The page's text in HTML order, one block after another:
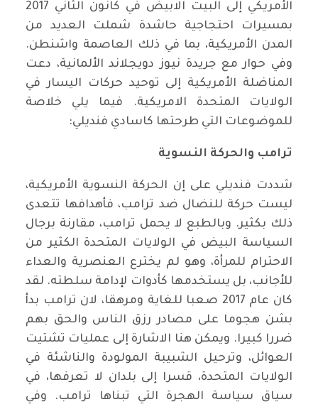
الأمريكي إلى البيت الابيض في كانون الثاني 2017
بمسيرات احتجاجية حاشدة شملت العديد من
المدن الأمريكية، بما في ذلك العاصمة واشنطن.
وفي حوار مع جريدة نيوز دويجلاند الألمانية، دعت
المناضلة الأمريكية إلى توحيد حركات اليسار في
الولايات المتحدة الامريكية. فيما يلي خلاصة
للموضوعات التي طرحتها كاسادي فنديلي:
ترامب والحركة النسوية
شددت فنديلي على إن الحركة النسوية الأمريكية،
ليست حركة للنضال ضد ترامب، فأهدافها تتعدى
ذلك بكثير. وبالطبع لا يحمل ترامب، مقارنة برجال
السياسة البيض في الولايات المتحدة الكثير من
الاحترام للمرأة، وهو لم يخترع العنصرية والعداء
للأجانب، بل يستخدمها كأدوات لإدامة سلطته. لقد
كان عام 2017 صعبا للغاية ومرهقا، لان ترامب بدأ
بشن هجوما على مصادر رزق الناس والحق بهم
ضررا كبيرا. ويمكن هنا الاشارة إلى عمليات تشتيت
العوائل، وترحيل الشبيبة المولودة والناشئة في
الولايات المتحدة، قسرا إلى بلدان لا تعرفها، في
سياق سياسة الهجرة التي تبناها ترامب. وفي